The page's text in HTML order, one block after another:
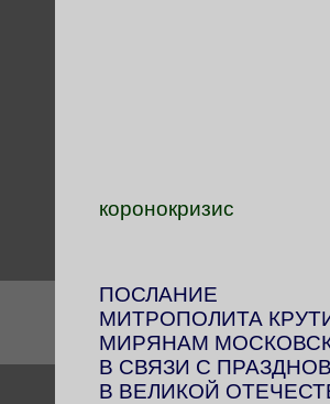
коронокризис
ПОСЛАНИЕ
МИТРОПОЛИТА
МИРЯНАМ
В СВЯЗИ С
В ВЕЛИКОЙ